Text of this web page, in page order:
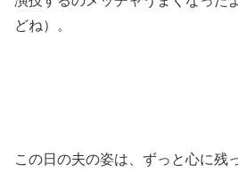
どね）。
この日の夫の姿は、ずっと心に残